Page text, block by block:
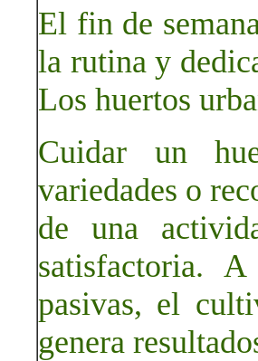
El fin de
la rutina y
Los huertos
Cuidar un
variedades o
de una
satisfactoria.
pasivas, el
genera